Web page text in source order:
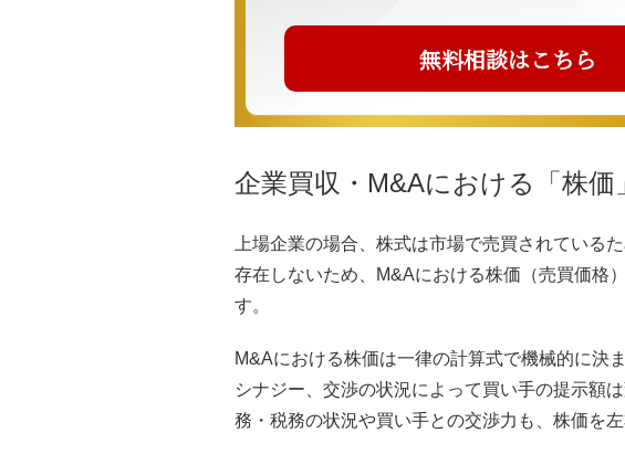
無料相談はこちら
企業買収・M&Aにおける「株価
上場企業の場合、株式は市場で売買されている
存在しないため、M&Aにおける株価（売買価格
す。
M&Aにおける株価は一律の計算式で機械的に決
シナジー、交渉の状況によって買い手の提示額
務・税務の状況や買い手との交渉力も、株価を